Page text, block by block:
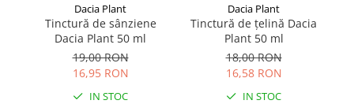
Dacia Plant
Tinctură de sânziene
Dacia Plant 50 ml
19,00 RON
16,95 RON
IN STOC
Dacia Plant
Tinctură de țelină Dacia
Plant 50 ml
18,00 RON
16,58 RON
IN STOC